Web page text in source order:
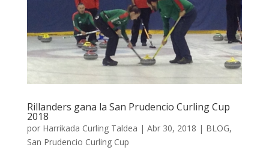
Rillanders gana la San Prudencio Curling Cup
2018
por Harrikada Curling Taldea | Abr 30, 2018 | BLOG,
San Prudencio Curling Cup